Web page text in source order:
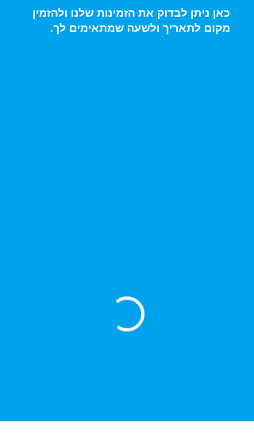
כאן ניתן לבדוק את הזמינות שלנו ולהזמין
מקום לתאריך ולשעה שמתאימים לך.